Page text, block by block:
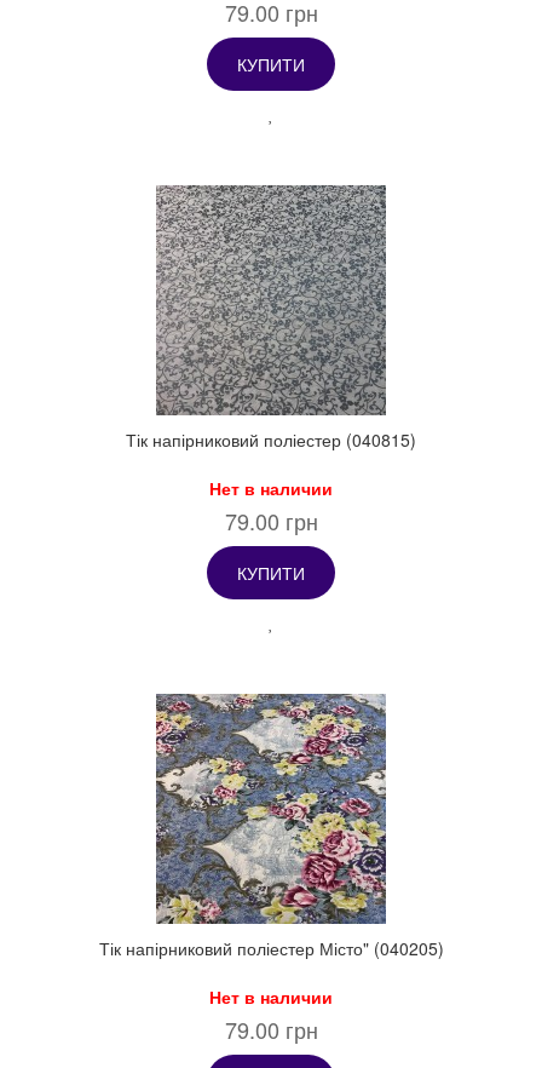
79.00 грн
КУПИТИ
Тік напірниковий поліестер (040815)
Нет в наличии
79.00 грн
КУПИТИ
Тік напірниковий поліестер Місто" (040205)
Нет в наличии
79.00 грн